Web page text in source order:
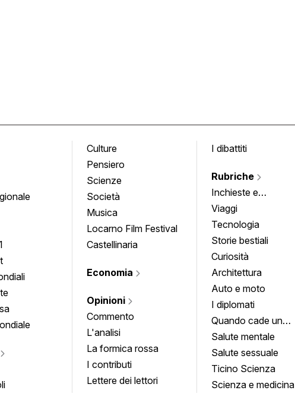
Culture
Pensiero
Scienze
Società
Musica
Locarno Film Festival
Castellinaria
Economia
Opinioni
Commento
L'analisi
La formica rossa
I contributi
Lettere dei lettori
I dibattiti
Rubriche
Inchieste e
approfondimenti
Viaggi
Tecnologia
Storie bestiali
Curiosità
Architettura
Auto e moto
I diplomati
Quando cade un
quadro
Salute mentale
Salute sessuale
Ticino Scienza
Scienza e medicina